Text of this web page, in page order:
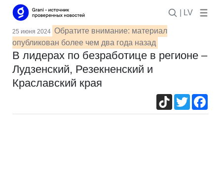
| LV
25 июня 2024 Обратите внимание: материал
опубликован более чем два года назад
В лидерах по безработице в регионе –
Лудзенский, Резекненский и
Краславский края
TikTokTwitter